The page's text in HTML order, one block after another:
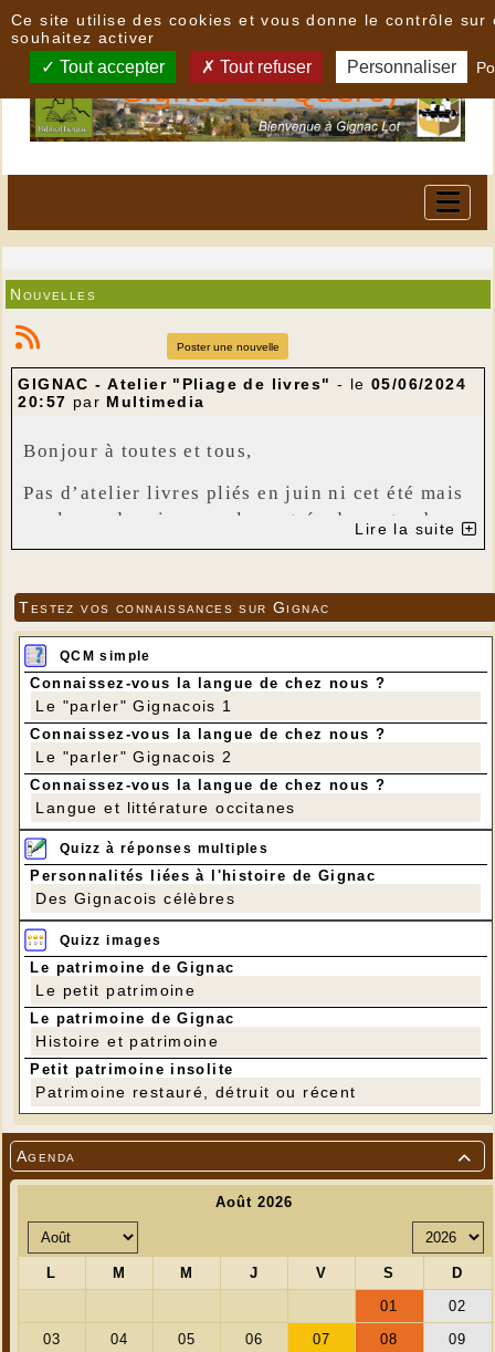

Agenda
Nouvelles
Poster une nouvelle
GIGNAC - Atelier "Pliage de livres" - le 05/06/2024
20:57 par Multimedia
Bonjour à toutes et tous,
Pas d’atelier livres pliés en juin ni cet été mais
quelques devoirs pour la rentrée de septembre.
pour chiner sur les stands une ou deux poupées,
(style Barbie), même des petites. Choisissez -
les sans déco sur le buste et pour pas plus de
deux ou trois € car il faudra les couper au
niveau des hanches, voir la photo jointe.
D’autre part, on m’a demandé un atelier autour
d’Halloween en octobre. J’ai en tête deux
activités possibles toujours avec des livres.
Profitez des vides greniers pour trouver des
petits objets un peu plats pas plus de 2cm
d'épaisseur : araignée, croix, milles pattes,
squelette, crane, toile d’araignée, chauve-
souris, fantômes, ….
Je vous souhaite un bel été.
Sylvie Cardoso
Lire la suite
Testez vos connaissances sur Gignac
QCM simple
Connaissez-vous la langue de chez nous ?
Le "parler" Gignacois 1
Connaissez-vous la langue de chez nous ?
Le "parler" Gignacois 2
Connaissez-vous la langue de chez nous ?
Langue et littérature occitanes
Quizz à réponses multiples
Personnalités liées à l'histoire de Gignac
Des Gignacois célèbres
Quizz images
Le patrimoine de Gignac
Le petit patrimoine
Le patrimoine de Gignac
Histoire et patrimoine
Petit patrimoine insolite
Patrimoine restauré, détruit ou récent
Ce site utilise des cookies et vous donne le contrôle sur
souhaitez activer
Tout accepter Tout refuser Personnaliser